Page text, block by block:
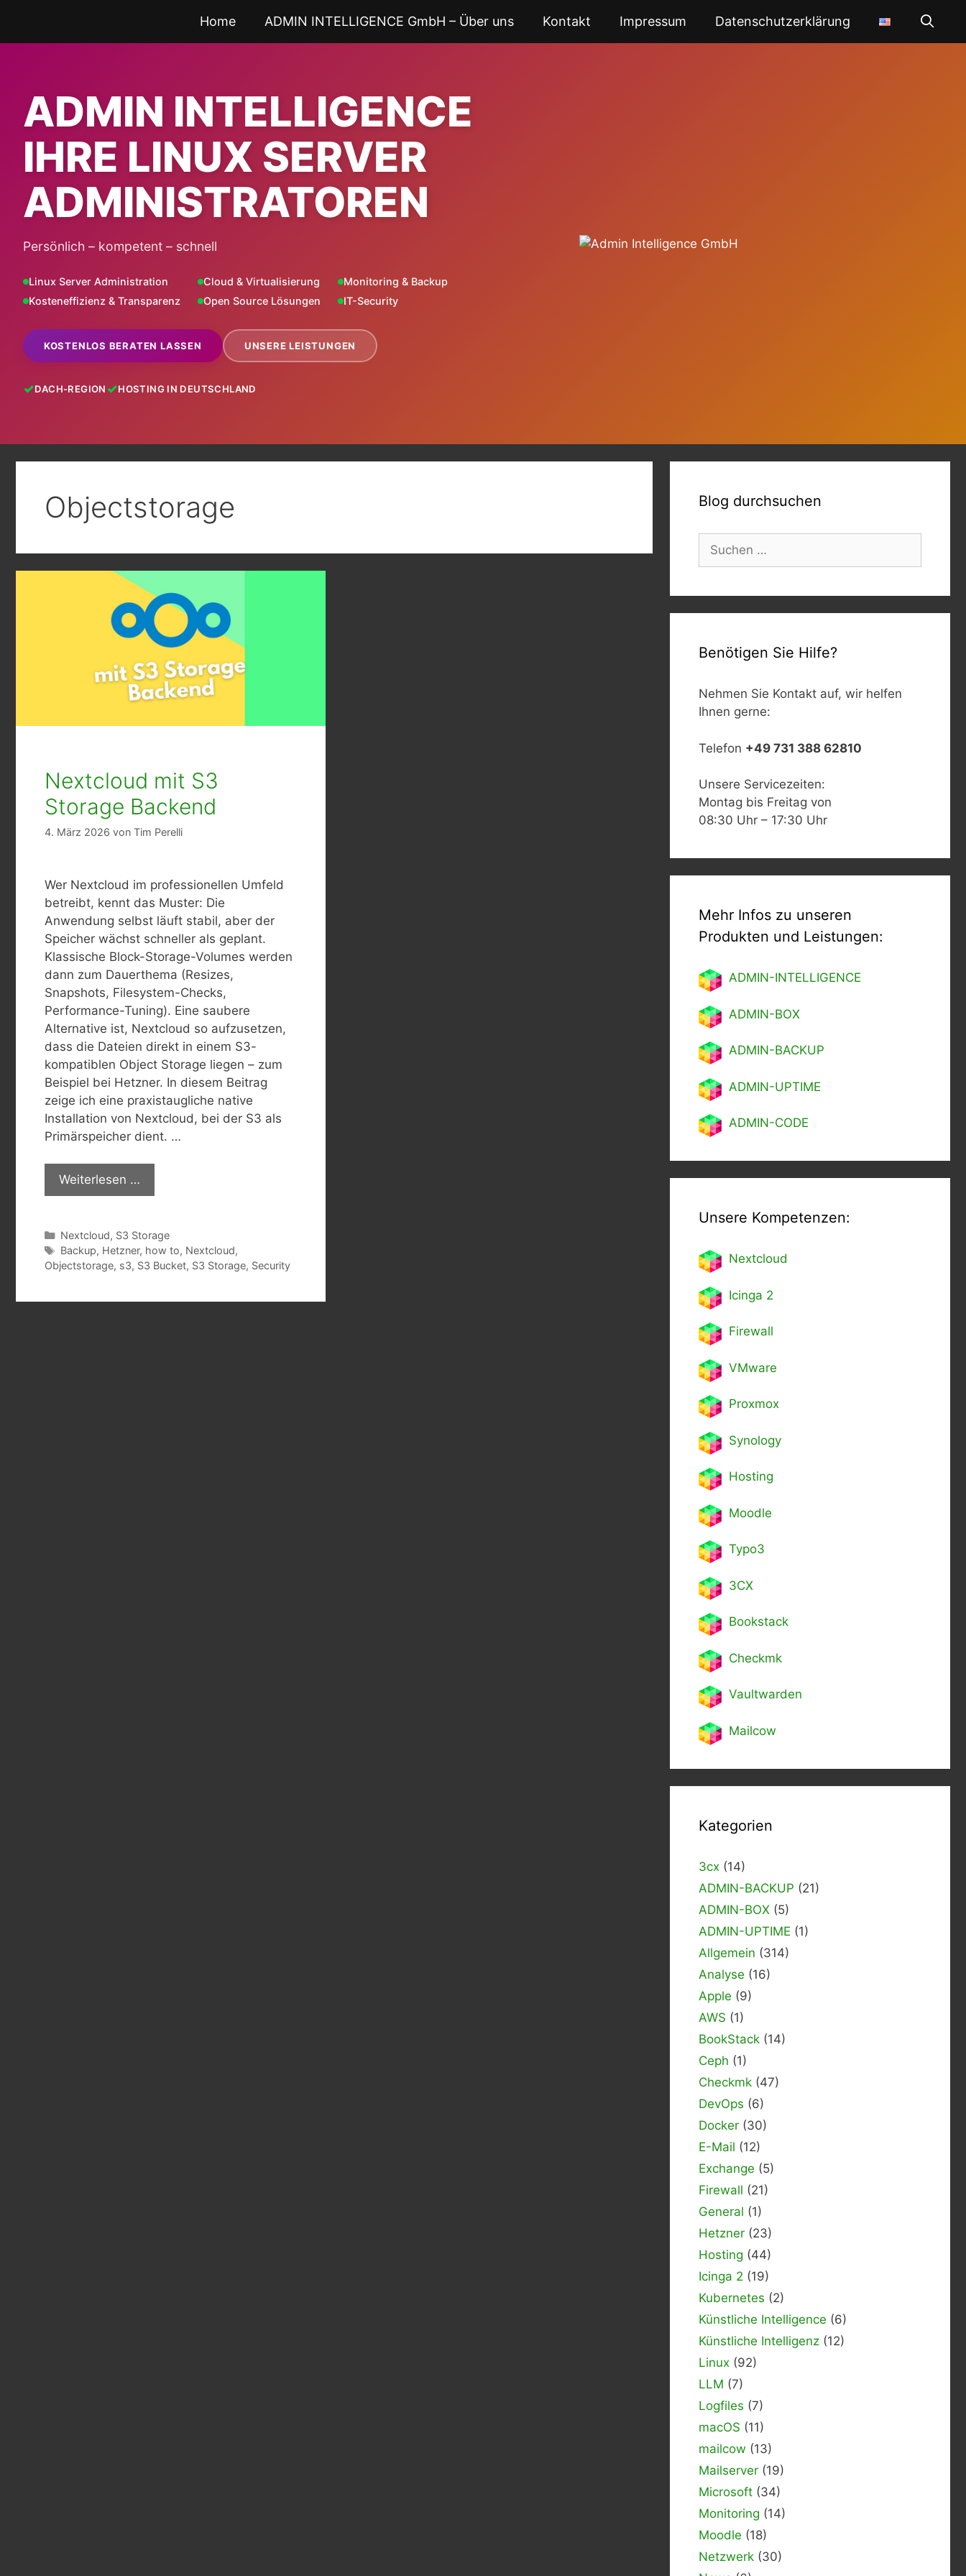
springen
Home ADMIN INTELLIGENCE GmbH – Über uns Kontakt Impressum Datenschutzerklärung
ADMIN INTELLIGENCE
IHRE LINUX SERVER
ADMINISTRATOREN
Persönlich – kompetent – schnell
Linux Server Administration Cloud & Virtualisierung
Monitoring & Backup
Kosteneffizienz & Transparenz
Open Source Lösungen IT-Security
KOSTENLOS BERATEN LASSEN UNSERE LEISTUNGEN
DACH-REGION HOSTING IN DEUTSCHLAND
Objectstorage
Nextcloud mit S3
Storage Backend
4. März 2026 von Tim Perelli
Wer Nextcloud im professionellen Umfeld
betreibt, kennt das Muster: Die
Anwendung selbst läuft stabil, aber der
Speicher wächst schneller als geplant.
Klassische Block-Storage-Volumes werden
dann zum Dauerthema (Resizes,
Snapshots, Filesystem-Checks,
Performance-Tuning). Eine saubere
Alternative ist, Nextcloud so aufzusetzen,
dass die Dateien direkt in einem S3-
kompatiblen Object Storage liegen – zum
Beispiel bei Hetzner. In diesem Beitrag
zeige ich eine praxistaugliche native
Installation von Nextcloud, bei der S3 als
Primärspeicher dient. …
Weiterlesen …
Kategorien
Nextcloud, S3 Storage
Schlagwörter
Backup, Hetzner, how to, Nextcloud,
Objectstorage, s3, S3 Bucket, S3 Storage, Security
Blog durchsuchen
Suchen
nach:
Benötigen Sie Hilfe?
Nehmen Sie Kontakt auf, wir helfen
Ihnen gerne:
Telefon +49 731 388 62810
Unsere Servicezeiten:
Montag bis Freitag von
08:30 Uhr – 17:30 Uhr
Mehr Infos zu unseren
Produkten und Leistungen:
ADMIN-INTELLIGENCE
ADMIN-BOX
ADMIN-BACKUP
ADMIN-UPTIME
ADMIN-CODE
Unsere Kompetenzen:
Nextcloud
Icinga 2
Firewall
VMware
Proxmox
Synology
Hosting
Moodle
Typo3
3CX
Bookstack
Checkmk
Vaultwarden
Mailcow
Kategorien
3cx (14)
ADMIN-BACKUP (21)
ADMIN-BOX (5)
ADMIN-UPTIME (1)
Allgemein (314)
Analyse (16)
Apple (9)
AWS (1)
BookStack (14)
Ceph (1)
Checkmk (47)
DevOps (6)
Docker (30)
E-Mail (12)
Exchange (5)
Firewall (21)
General (1)
Hetzner (23)
Hosting (44)
Icinga 2 (19)
Kubernetes (2)
Künstliche Intelligence (6)
Künstliche Intelligenz (12)
Linux (92)
LLM (7)
Logfiles (7)
macOS (11)
mailcow (13)
Mailserver (19)
Microsoft (34)
Monitoring (14)
Moodle (18)
Netzwerk (30)